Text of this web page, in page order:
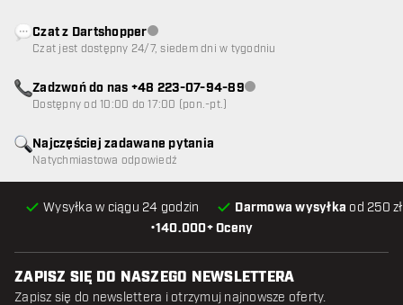
•140.000+ Oceny
Wysyłka w ciągu 24 godzin Darmowa wysyłka od 250
Najczęściej zadawane pytania
Natychmiastowa odpowiedź
Czat z DartshopperObsługa klienta niedostępna
Czat jest dostępny 24/7, siedem dni w tygodniu
Zadzwoń do nas +48 223-07-94-89Obsługa klienta niedostępna
Dostępny od 10:00 do 17:00 (pon.-pt.)
ZAPISZ SIĘ DO NASZEGO NEWSLETTERA
Zapisz się do newslettera i otrzymuj najnowsze oferty.